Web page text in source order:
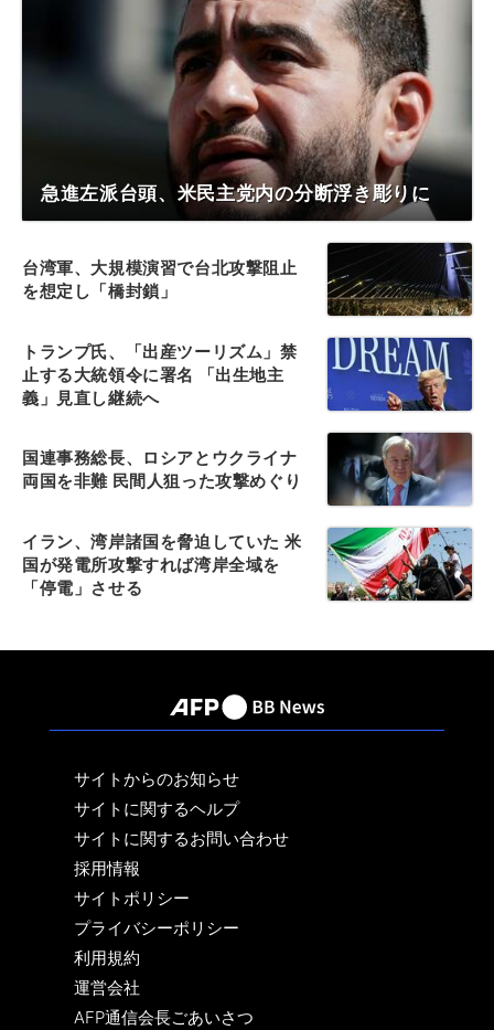
急進左派台頭、米民主党内の分断浮き彫りに
台湾軍、大規模演習で台北攻撃阻止
を想定し「橋封鎖」
トランプ氏、「出産ツーリズム」禁
止する大統領令に署名 「出生地主
義」見直し継続へ
国連事務総長、ロシアとウクライナ
両国を非難 民間人狙った攻撃めぐり
イラン、湾岸諸国を脅迫していた 米
国が発電所攻撃すれば湾岸全域を
「停電」させる
サイトからのお知らせ
サイトに関するヘルプ
サイトに関するお問い合わせ
採用情報
サイトポリシー
プライバシーポリシー
利用規約
運営会社
AFP通信会長ごあいさつ